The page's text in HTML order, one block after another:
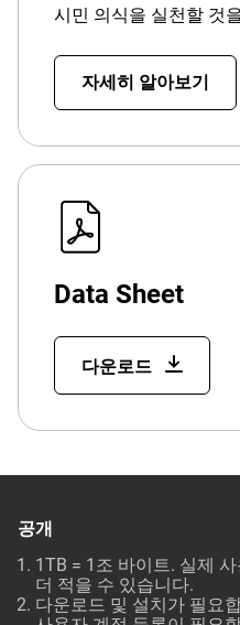
시민 의식을 실천할 것
자세히 알아보기
Data Sheet
다운로드
공개
1TB = 1조 바이트. 실제
더 적을 수 있습니다.
다운로드 및 설치가 필요